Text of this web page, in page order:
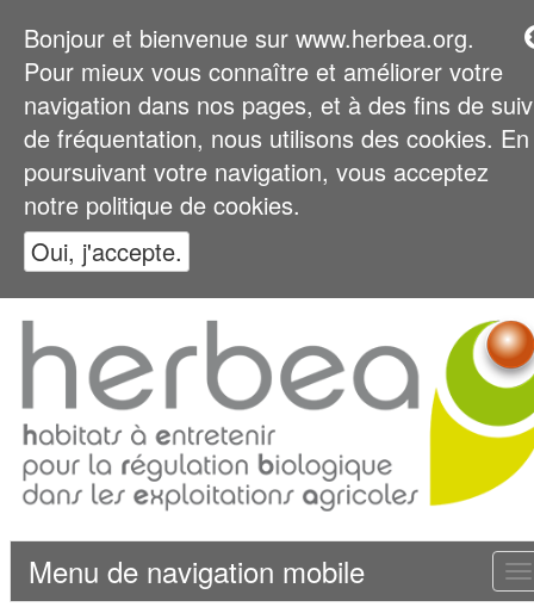
Bonjour et bienvenue sur www.herbea.org.
Pour mieux vous connaître et améliorer votre
navigation dans nos pages, et à des fins de
de fréquentation, nous utilisons des cookies. En
poursuivant votre navigation, vous acceptez
notre politique de cookies.
Oui, j'accepte.
Menu de navigation mobile